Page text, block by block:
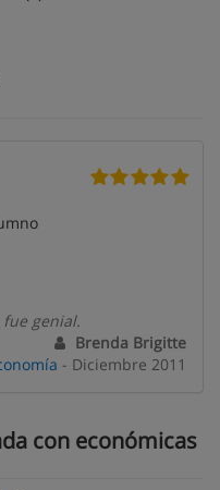
genial.
Brenda Brigitte
- Diciembre 2011
con económicas